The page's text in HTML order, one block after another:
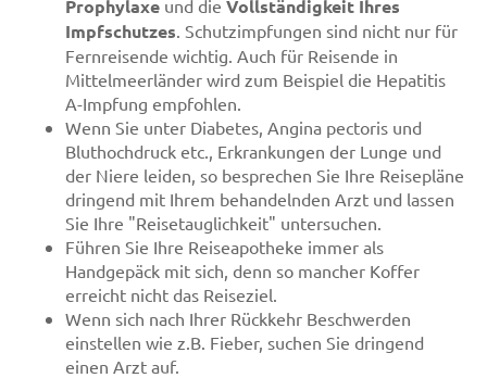
Prophylaxe und die Vollständigkeit Ihres
Impfschutzes . Schutzimpfungen sind nicht nur für
Fernreisende wichtig. Auch für Reisende in
Mittelmeerländer wird zum Beispiel die Hepatitis
A-Impfung empfohlen.
Wenn Sie unter Diabetes, Angina pectoris und
Bluthochdruck etc., Erkrankungen der Lunge und
der Niere leiden, so besprechen Sie Ihre Reisepläne
dringend mit Ihrem behandelnden Arzt und lassen
Sie Ihre "Reisetauglichkeit" untersuchen.
Führen Sie Ihre Reiseapotheke immer als
Handgepäck mit sich, denn so mancher Koffer
erreicht nicht das Reiseziel.
Wenn sich nach Ihrer Rückkehr Beschwerden
einstellen wie z.B. Fieber, suchen Sie dringend
einen Arzt auf.